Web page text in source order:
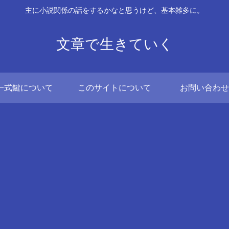
主に小説関係の話をするかなと思うけど、基本雑多に。
文章で生きていく
式鍵について このサイトについて お問い合わせ